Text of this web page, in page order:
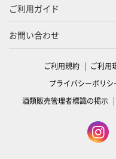
ご利用ガイド
お問い合わせ
ご利用規約 ご利用
プライバシーポリシ
酒類販売管理者標識の掲示